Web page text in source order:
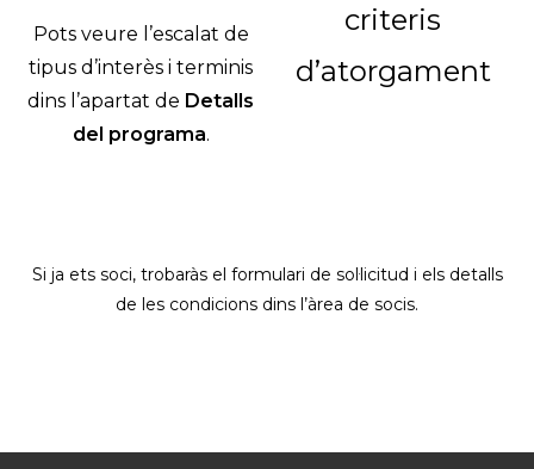
Pots veure l’escalat de
tipus d’interès i terminis
dins l’apartat de Detalls
del programa.
criteris
d’atorgament
Si ja ets soci, trobaràs el formulari de sol·licitud i els detalls
de les condicions dins l’àrea de socis.